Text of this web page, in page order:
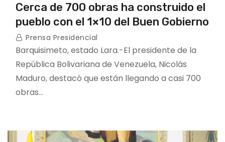
Cerca de 700 obras ha construido el
pueblo con el 1×10 del Buen Gobierno
Prensa Presidencial
Barquisimeto, estado Lara.-El presidente de la
República Bolivariana de Venezuela, Nicolás
Maduro, destacó que están llegando a casi 700
obras…